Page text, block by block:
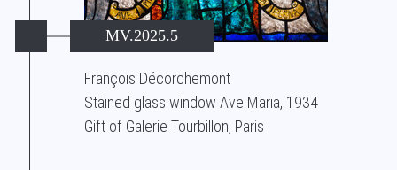
MV.2025.5
François Décorchemont
Stained glass window Ave Maria, 1934
Gift of Galerie Tourbillon, Paris